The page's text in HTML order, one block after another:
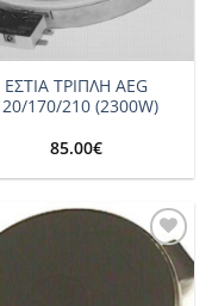
ΕΣΤΙΑ ΤΡΙΠΛΗ AEG
170/210 (2300W)
85.00€
Add to
wishlist